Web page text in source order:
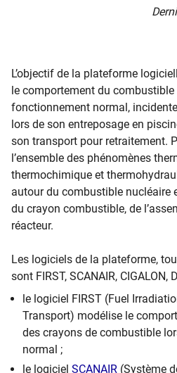
​L’objectif de la plateforme
le comportement du combustible
fonctionnement normal,
lors de son entreposage en
son transport pour retraitement.
l’ensemble des phénomènes
thermochimique et
autour du combustible nucléaire
du crayon combustible, de
réacteur.
Les logiciels de la plateforme,
sont FIRST, SCANAIR, CIGALON,
le logiciel FIRST (Fuel
Transport) modélise le
des crayons de combustible
normal ;
le logiciel SCANAIR (Système